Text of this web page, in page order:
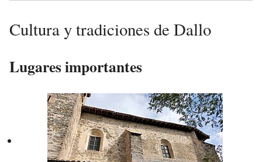
Cultura y tradiciones de Dallo
Lugares importantes